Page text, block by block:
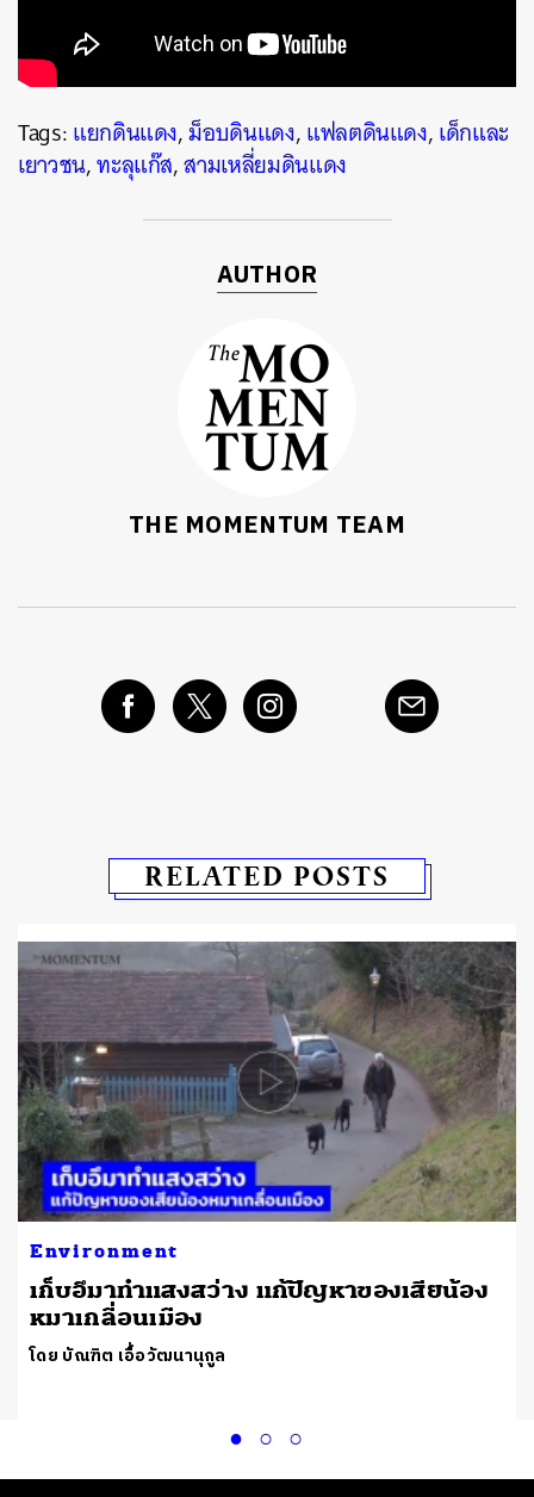
Tags:แยกดินแดง,ม็อบดินแดง,แฟลตดินแดง,เด็กและ
เยาวชน,ทะลุแก๊ส,สามเหลี่ยมดินแดง
AUTHOR
THE MOMENTUM TEAM
RELATED POSTS
Environment
เก็บอึมาทำแสงสว่าง แก้ปัญหาของเสียน้อง
หมาเกลื่อนเมือง
โดย บัณฑิต เอื้อวัฒนานุกูล